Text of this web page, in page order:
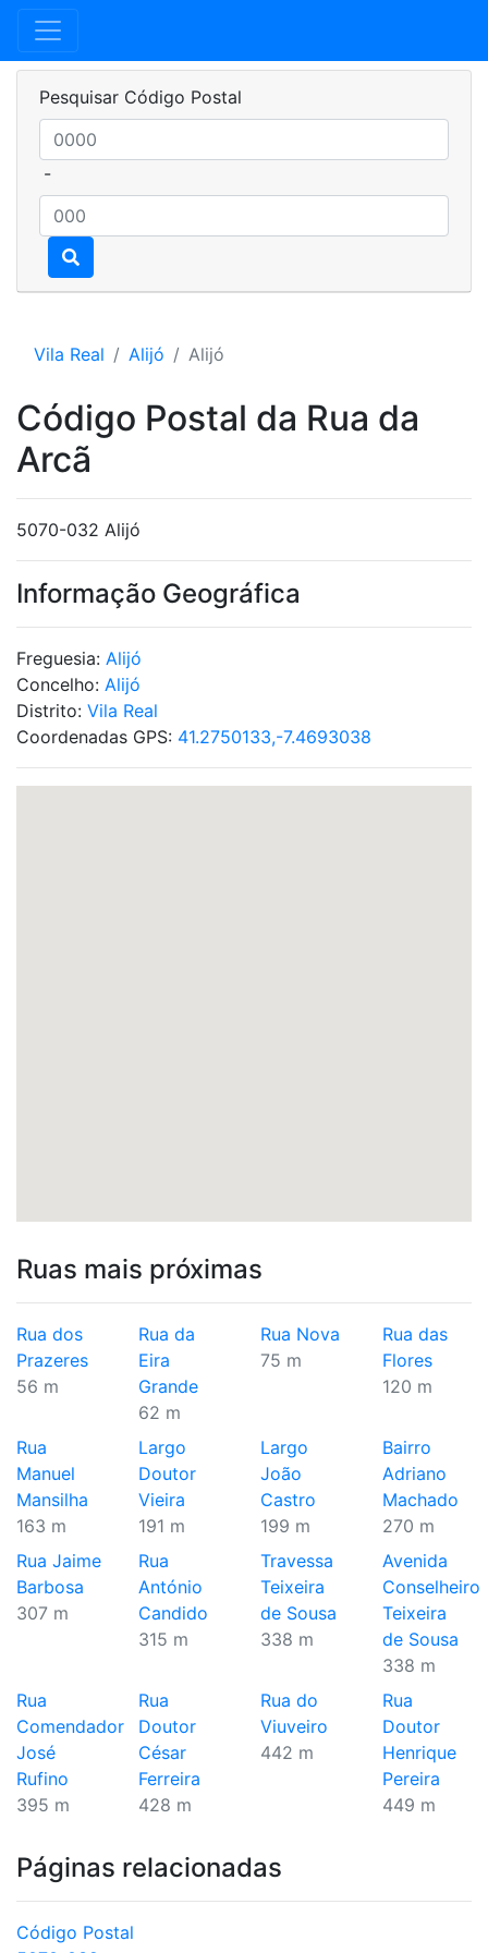
Pesquisar Código Postal
-
Vila Real Alijó Alijó
Código Postal da Rua da
Arcã
5070-032 Alijó
Informação Geográfica
Freguesia: Alijó
Concelho: Alijó
Distrito: Vila Real
Coordenadas GPS: 41.2750133,-7.4693038
Ruas mais próximas
Rua dos
Prazeres
56 m
Rua da
Eira
Grande
62 m
Rua Nova
75 m
Rua das
Flores
120 m
Rua
Manuel
Mansilha
163 m
Largo
Doutor
Vieira
191 m
Largo
João
Castro
199 m
Bairro
Adriano
Machado
270 m
Rua Jaime
Barbosa
307 m
Rua
António
Candido
315 m
Travessa
Teixeira
de Sousa
338 m
Avenida
Conselheiro
Teixeira
de Sousa
338 m
Rua
Comendador
José
Rufino
395 m
Rua
Doutor
César
Ferreira
428 m
Rua do
Viuveiro
442 m
Rua
Doutor
Henrique
Pereira
449 m
Páginas relacionadas
Código Postal